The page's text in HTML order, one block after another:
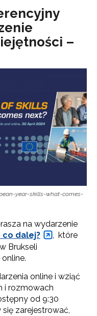
–
year-skills-what-comes-
na wydarzenie
co dalej?
, które
Brukseli
online i wziąć
i rozmowach
od 9:30
się zarejestrować,